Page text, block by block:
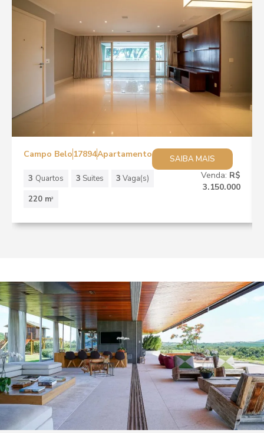
Campo Belo 17894Apartamento
SAIBA MAIS
3 Quartos 3 Suites 3 Vaga(s)
220 m2
Venda: R$
3.150.000